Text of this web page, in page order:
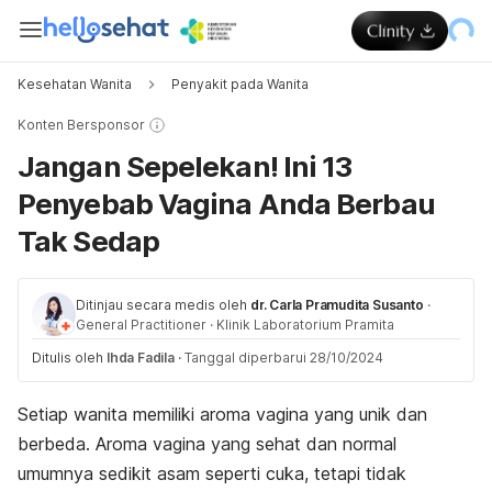
Kesehatan Wanita Penyakit pada Wanita
Konten Bersponsor
Jangan Sepelekan! Ini 13
Penyebab Vagina Anda Berbau
Tak Sedap
Ditinjau secara medis oleh dr. Carla Pramudita Susanto ·
General Practitioner · Klinik Laboratorium Pramita
Ditulis oleh Ihda Fadila · Tanggal diperbarui 28/10/2024
Setiap wanita memiliki aroma vagina yang unik dan
berbeda. Aroma vagina yang sehat dan normal
umumnya sedikit asam seperti cuka, tetapi tidak